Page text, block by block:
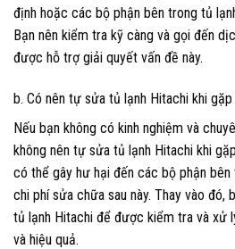
định hoặc các bộ phận bên trong tủ
Bạn nên kiểm tra kỹ càng và gọi đến
được hỗ trợ giải quyết vấn đề này.
b. Có nên tự sửa tủ lạnh Hitachi khi
Nếu bạn không có kinh nghiệm và
không nên tự sửa tủ lạnh Hitachi khi
có thể gây hư hại đến các bộ phận
chi phí sửa chữa sau này. Thay vào đó,
tủ lạnh Hitachi để được kiểm tra và xử
và hiệu quả.